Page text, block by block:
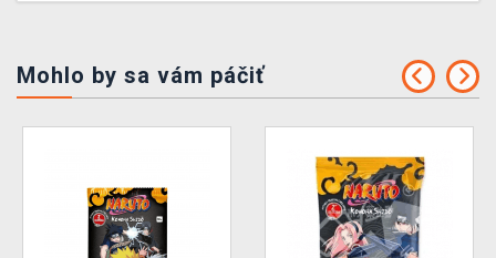
Mohlo by sa vám páčiť